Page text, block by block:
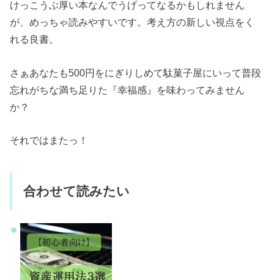
けっこうぶ厚い本なんでうげってなるかもしれません
が、めっちゃ読みやすいです。考え方の新しい視点をく
れる良書。
さぁあなたも500円をにぎりしめて駄菓子屋にいって普段
忘れがちな満ち足りた『幸福感』を味わってみません
か？
それではまたっ！
合わせて読みたい